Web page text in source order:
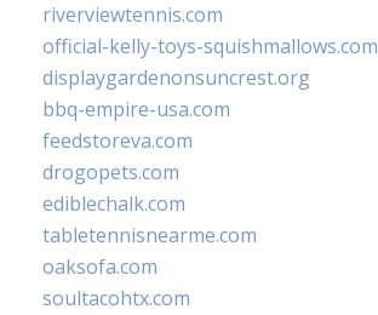
riverviewtennis.com
official-kelly-toys-squishmallows.com
displaygardenonsuncrest.org
bbq-empire-usa.com
feedstoreva.com
drogopets.com
ediblechalk.com
tabletennisnearme.com
oaksofa.com
soultacohtx.com